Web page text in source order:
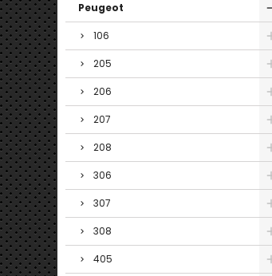
Peugeot
106
205
206
207
208
306
307
308
405